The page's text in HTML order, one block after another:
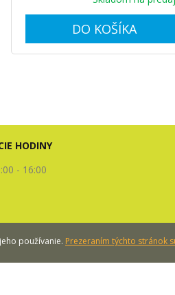
DO KOŠÍKA
HODINY
- 16:00
používanie. Prezeraním týchto stránok